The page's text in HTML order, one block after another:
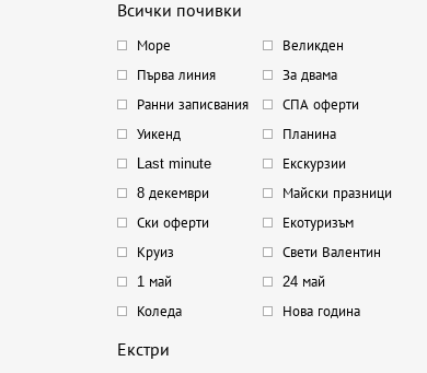
Всички почивки
Море
Великден
Първа линия
За двама
Ранни записвания
СПА оферти
Уикенд
Планина
Last minute
Екскурзии
8 декември
Майски празници
Ски оферти
Екотуризъм
Круиз
Свети Валентин
1 май
24 май
Коледа
Нова година
Екстри